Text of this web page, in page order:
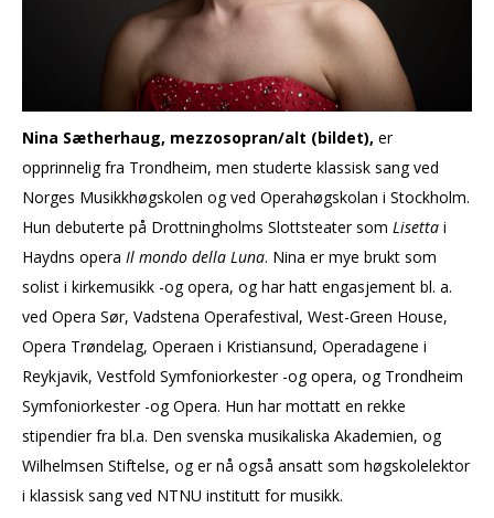
Nina Sætherhaug, mezzosopran/alt (bildet), er
opprinnelig fra Trondheim, men studerte klassisk sang ved
Norges Musikkhøgskolen og ved Operahøgskolan i Stockholm.
Hun debuterte på Drottningholms Slottsteater som Lisetta i
Haydns opera Il mondo della Luna. Nina er mye brukt som
solist i kirkemusikk -og opera, og har hatt engasjement bl. a.
ved Opera Sør, Vadstena Operafestival, West-Green House,
Opera Trøndelag, Operaen i Kristiansund, Operadagene i
Reykjavik, Vestfold Symfoniorkester -og opera, og Trondheim
Symfoniorkester -og Opera. Hun har mottatt en rekke
stipendier fra bl.a. Den svenska musikaliska Akademien, og
Wilhelmsen Stiftelse, og er nå også ansatt som høgskolelektor
i klassisk sang ved NTNU institutt for musikk.